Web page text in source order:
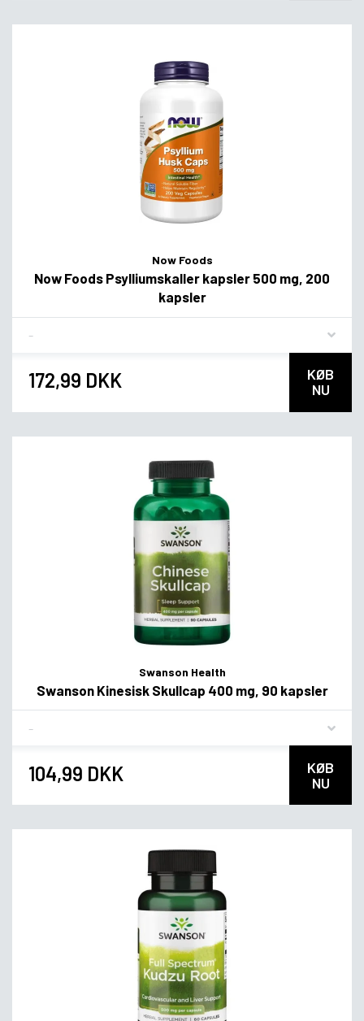
Now Foods
Now Foods Psylliumskaller kapsler 500 mg, 200
kapsler
172,99 DKK
KØB
NU
Swanson Health
Swanson Kinesisk Skullcap 400 mg, 90 kapsler
104,99 DKK
KØB
NU